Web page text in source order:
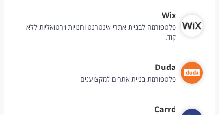
Wix
פלטפורמה לבניית אתרי אינטרנט וחנויות וירטואליות ללא
קוד.
Duda
פלטפורמת בניית אתרים למקצוענים
Carrd